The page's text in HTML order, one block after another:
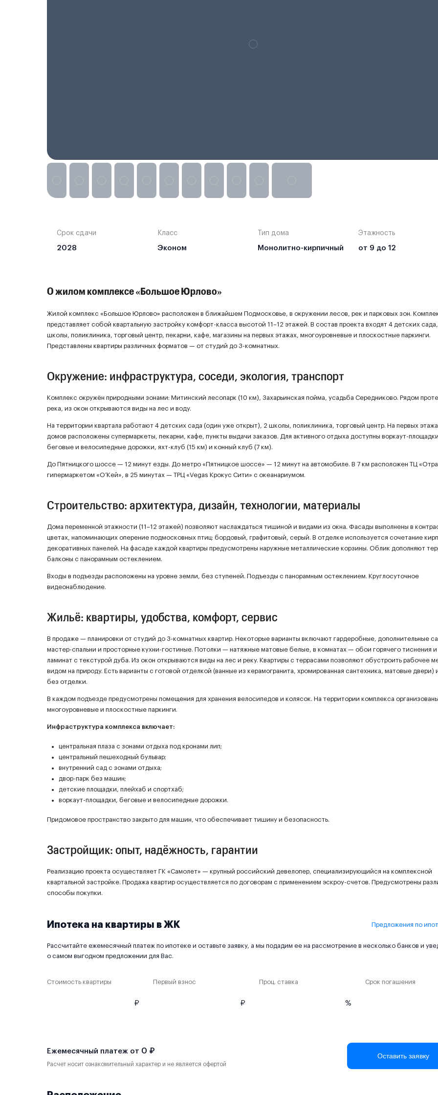
Срок сдачи
2028
Класс
Эконом
Тип дома
Монолитно-кирпичный
Этажность
от 9 до 12
О жилом комплексе «Большое Юрлово»
Жилой комплекс «Большое Юрлово» расположен в ближайшем Подмосковье, в окружении лесов, рек и парковых зон.
представляет собой квартальную застройку комфорт-класса высотой 11–12 этажей. В состав проекта входят 4 детских
школы, поликлиника, торговый центр, пекарни, кафе, магазины на первых этажах, многоуровневые и плоскостные паркинги.
Представлены квартиры различных форматов — от студий до 3-комнатных.
Окружение: инфраструктура, соседи, экология, транспорт
Комплекс окружён природными зонами: Митинский лесопарк (10 км), Захарьинская пойма, усадьба Середниково. Рядом
река, из окон открываются виды на лес и воду.
На территории квартала работают 4 детских сада (один уже открыт), 2 школы, поликлиника, торговый центр. На первых
домов расположены супермаркеты, пекарни, кафе, пункты выдачи заказов. Для активного отдыха доступны воркаут-
беговые и велосипедные дорожки, яхт-клуб (15 км) и конный клуб (7 км).
До Пятницкого шоссе — 12 минут езды. До метро «Пятницкое шоссе» — 12 минут на автомобиле. В 7 км расположен ТЦ
гипермаркетом «О’Кей», в 25 минутах — ТРЦ «Vegas Крокус Сити» с океанариумом.
Строительство: архитектура, дизайн, технологии, материалы
Дома переменной этажности (11–12 этажей) позволяют наслаждаться тишиной и видами из окна. Фасады выполнены в
цветах, напоминающих оперение подмосковных птиц: бордовый, графитовый, серый. В отделке используется сочетание
декоративных панелей. На фасаде каждой квартиры предусмотрены наружные металлические корзины. Облик дополняют
балконы с панорамным остеклением.
Входы в подъезды расположены на уровне земли, без ступеней. Подъезды с панорамным остеклением. Круглосуточное
видеонаблюдение.
Жильё: квартиры, удобства, комфорт, сервис
В продаже — планировки от студий до 3-комнатных квартир. Некоторые варианты включают гардеробные, дополнительные
мастер-спальни и просторные кухни-гостиные. Потолки — натяжные матовые белые, в комнатах — обои горячего тиснения и
ламинат с текстурой дуба. Из окон открываются виды на лес и реку. Квартиры с террасами позволяют обустроить рабочее
видом на природу. Есть варианты с готовой отделкой (ванные из керамогранита, хромированная сантехника, матовые двери)
без отделки.
В каждом подъезде предусмотрены помещения для хранения велосипедов и колясок. На территории комплекса организованы
многоуровневые и плоскостные паркинги.
Инфраструктура комплекса включает:
центральная плаза с зонами отдыха под кронами лип;
центральный пешеходный бульвар;
внутренний сад с зонами отдыха;
двор-парк без машин;
детские площадки, плейхаб и спортхаб;
воркаут-площадки, беговые и велосипедные дорожки.
Придомовое пространство закрыто для машин, что обеспечивает тишину и безопасность.
Застройщик: опыт, надёжность, гарантии
Реализацию проекта осуществляет ГК «Самолет» — крупный российский девелопер, специализирующийся на комплексной
квартальной застройке. Продажа квартир осуществляется по договорам с применением эскроу-счетов. Предусмотрены
способы покупки.
Ипотека на квартиры в ЖК Предложения по
Рассчитайте ежемесячный платеж по ипотеке и оставьте заявку, а мы подадим ее на рассмотрение в несколько банков и
о самом выгодном предложении для Вас.
Стоимость квартиры
₽
Первый взнос
₽
Проц. ставка
%
Срок погашения
Ежемесячный платеж от 0 ₽
Расчет носит ознакомительный характер и не является офертой
Оставить заявку